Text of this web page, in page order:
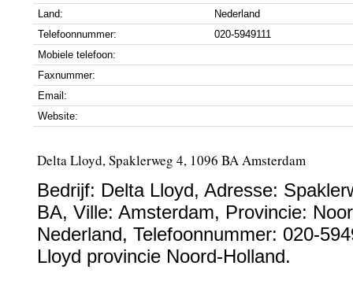
Land:
Nederland
Telefoonnummer:
020-5949111
Mobiele telefoon:
Faxnummer:
Email:
Website:
Delta Lloyd, Spaklerweg 4, 1096 BA Amsterdam
Bedrijf: Delta Lloyd, Adresse:
BA, Ville: Amsterdam, Provincie:
Nederland, Telefoonnummer: 020-
Lloyd provincie Noord-Holland.